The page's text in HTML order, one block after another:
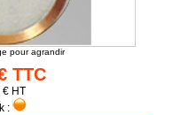
pour agrandir
TTC
€ HT
: